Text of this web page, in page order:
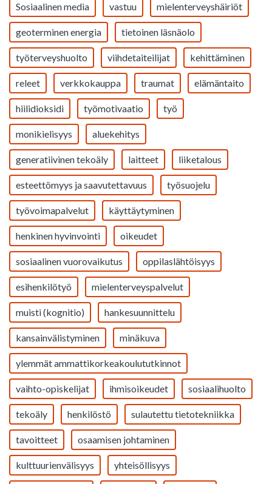
Sosiaalinen media vastuu mielenterveyshäiriöt
geoterminen energia tietoinen läsnäolo
työterveyshuolto viihdetaiteilijat kehittäminen
releet verkkokauppa traumat elämäntaito
hiilidioksidi työmotivaatio työ
monikielisyys aluekehitys
generatiivinen tekoäly laitteet liiketalous
esteettömyys ja saavutettavuus työsuojelu
työvoimapalvelut käyttäytyminen
henkinen hyvinvointi oikeudet
sosiaalinen vuorovaikutus oppilaslähtöisyys
esihenkilötyö mielenterveyspalvelut
muisti (kognitio) hankesuunnittelu
kansainvälistyminen minäkuva
ylemmät ammattikorkeakoulututkinnot
vaihto-opiskelijat ihmisoikeudet sosiaalihuolto
tekoäly henkilöstö sulautettu tietotekniikka
tavoitteet osaamisen johtaminen
kulttuurienvälisyys yhteisöllisyys